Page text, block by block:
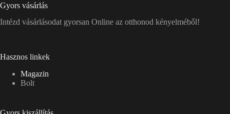
Gyors vásárlás
Intézd vásárlásodat gyorsan Online az otthonod kényelméből!
Hasznos linkek
Magazin
Bolt